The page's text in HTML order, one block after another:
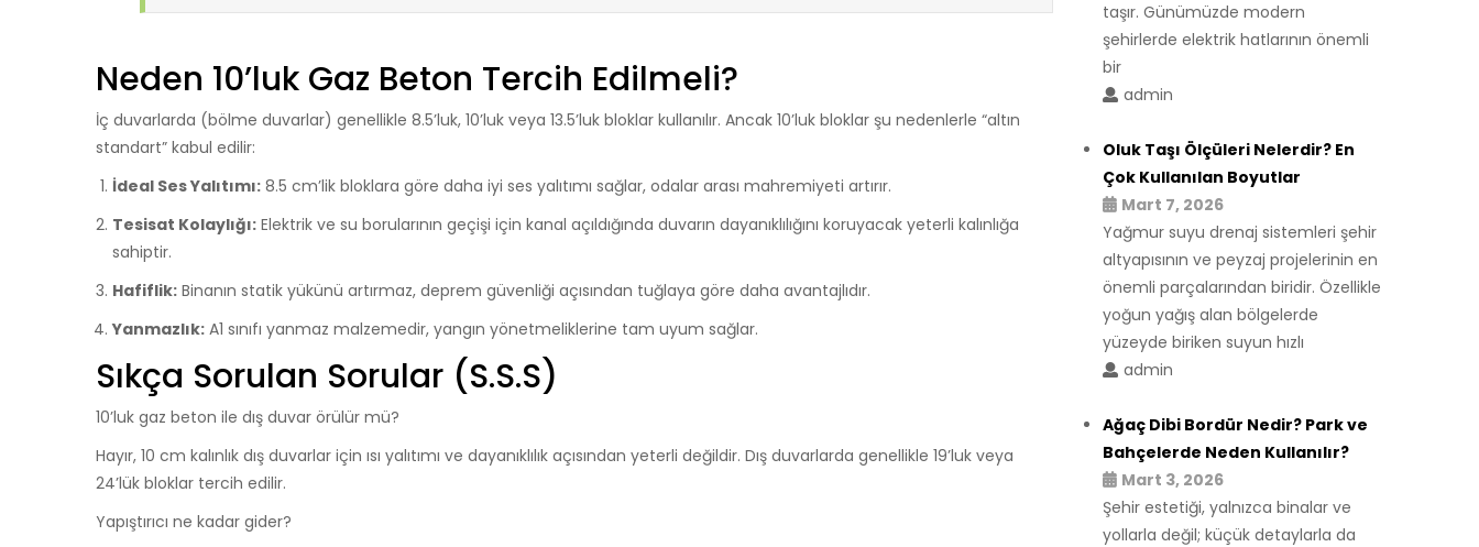
Neden 10’luk Gaz Beton Tercih Edilmeli?
İç duvarlarda (bölme duvarlar) genellikle 8.5’luk, 10’luk veya 13.5’luk bloklar kullanılır. Ancak 10’luk bloklar şu nedenlerle “altın
standart” kabul edilir:
İdeal Ses Yalıtımı: 8.5 cm’lik bloklara göre daha iyi ses yalıtımı sağlar, odalar arası mahremiyeti artırır.
Tesisat Kolaylığı: Elektrik ve su borularının geçişi için kanal açıldığında duvarın dayanıklılığını koruyacak yeterli kalınlığa
sahiptir.
Hafiflik: Binanın statik yükünü artırmaz, deprem güvenliği açısından tuğlaya göre daha avantajlıdır.
Yanmazlık: A1 sınıfı yanmaz malzemedir, yangın yönetmeliklerine tam uyum sağlar.
Sıkça Sorulan Sorular (S.S.S)
10’luk gaz beton ile dış duvar örülür mü?
Hayır, 10 cm kalınlık dış duvarlar için ısı yalıtımı ve dayanıklılık açısından yeterli değildir. Dış duvarlarda genellikle 19’luk veya
24’lük bloklar tercih edilir.
Yapıştırıcı ne kadar gider?
taşır. Günümüzde modern
şehirlerde elektrik hatlarının önemli
bir
admin
Oluk Taşı Ölçüleri Nelerdir? En
Çok Kullanılan Boyutlar
Mart 7, 2026
Yağmur suyu drenaj sistemleri şehir
altyapısının ve peyzaj projelerinin en
önemli parçalarından biridir. Özellikle
yoğun yağış alan bölgelerde
yüzeyde biriken suyun hızlı
admin
Ağaç Dibi Bordür Nedir? Park ve
Bahçelerde Neden Kullanılır?
Mart 3, 2026
Şehir estetiği, yalnızca binalar ve
yollarla değil; küçük detaylarla da